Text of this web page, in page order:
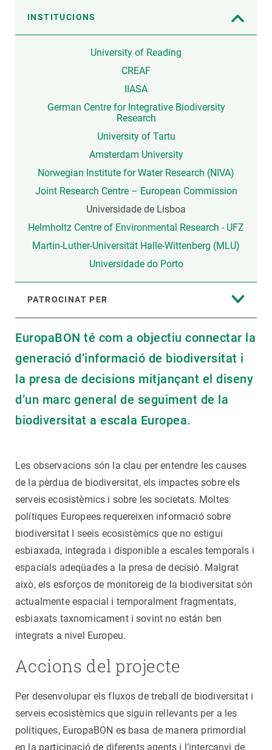
INSTITUCIONS
University of Reading
CREAF
IIASA
German Centre for Integrative Biodiversity
Research
University of Tartu
Amsterdam University
Norwegian Institute for Water Research (NIVA)
Joint Research Centre – European Commission
Universidade de Lisboa
Helmholtz Centre of Environmental Research - UFZ
Martin-Luther-Universität Halle-Wittenberg (MLU)
Universidade do Porto
PATROCINAT PER
EuropaBON té com a objectiu connectar la
generació d’informació de biodiversitat i
la presa de decisions mitjançant el diseny
d’un marc general de seguiment de la
biodiversitat a escala Europea.
Les observacions són la clau per entendre les causes
de la pèrdua de biodiversitat, els impactes sobre els
serveis ecosistèmics i sobre les societats. Moltes
polítiques Europees requereixen informació sobre
biodiversitat I seeis ecosistèmics que no estigui
esbiaxada, integrada i disponible a escales temporals i
espacials adeqüades a la presa de decisió. Malgrat
això, els esforços de monitoreig de la biodiversitat són
actualmente espacial i temporalment fragmentats,
esbiaxats taxnomicament i sovint no están ben
integrats a nivel Europeu.
Accions del projecte
Per desenvolupar els fluxos de treball de biodiversitat i
serveis ecosistèmics que siguin rellevants per a les
polítiques, EuropaBON es basa de manera primordial
en la participació de diferents agents i l’intercanvi de